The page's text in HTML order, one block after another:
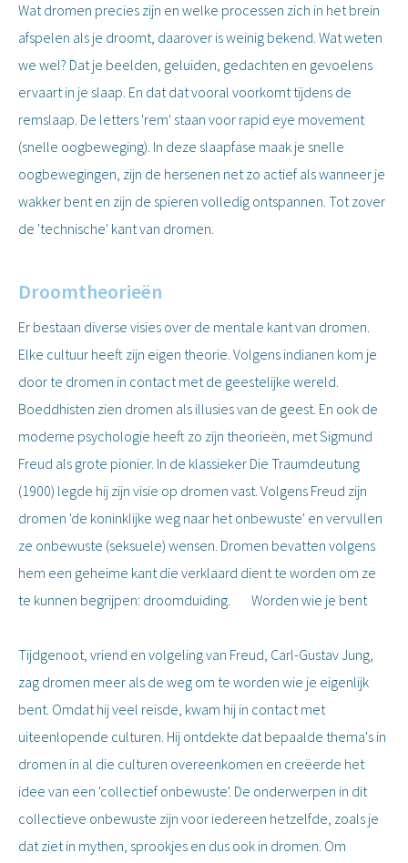
Wat dromen precies zijn en welke processen zich in het brein
afspelen als je droomt, daarover is weinig bekend. Wat weten
we wel? Dat je beelden, geluiden, gedachten en gevoelens
ervaart in je slaap. En dat dat vooral voorkomt tijdens de
remslaap. De letters 'rem' staan voor rapid eye movement
(snelle oogbeweging). In deze slaapfase maak je snelle
oogbewegingen, zijn de hersenen net zo actief als wanneer je
wakker bent en zijn de spieren volledig ontspannen. Tot zover
de 'technische' kant van dromen.
Droomtheorieën
Er bestaan diverse visies over de mentale kant van dromen.
Elke cultuur heeft zijn eigen theorie. Volgens indianen kom je
door te dromen in contact met de geestelijke wereld.
Boeddhisten zien dromen als illusies van de geest. En ook de
moderne psychologie heeft zo zijn theorieën, met Sigmund
Freud als grote pionier. In de klassieker Die Traumdeutung
(1900) legde hij zijn visie op dromen vast. Volgens Freud zijn
dromen 'de koninklijke weg naar het onbewuste' en vervullen
ze onbewuste (seksuele) wensen. Dromen bevatten volgens
hem een geheime kant die verklaard dient te worden om ze
te kunnen begrijpen: droomduiding. Worden wie je bent
Tijdgenoot, vriend en volgeling van Freud, Carl-Gustav Jung,
zag dromen meer als de weg om te worden wie je eigenlijk
bent. Omdat hij veel reisde, kwam hij in contact met
uiteenlopende culturen. Hij ontdekte dat bepaalde thema's in
dromen in al die culturen overeenkomen en creëerde het
idee van een 'collectief onbewuste'. De onderwerpen in dit
collectieve onbewuste zijn voor iedereen hetzelfde, zoals je
dat ziet in mythen, sprookjes en dus ook in dromen. Om